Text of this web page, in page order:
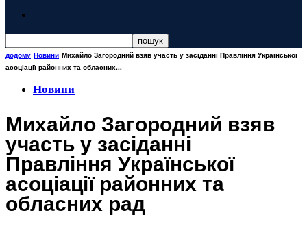
додому Новини Михайло Загородний взяв участь у засіданні Правління Української
асоціації районних та обласних...
Новини
Михайло Загородний взяв
участь у засіданні
Правління Української
асоціації районних та
обласних рад